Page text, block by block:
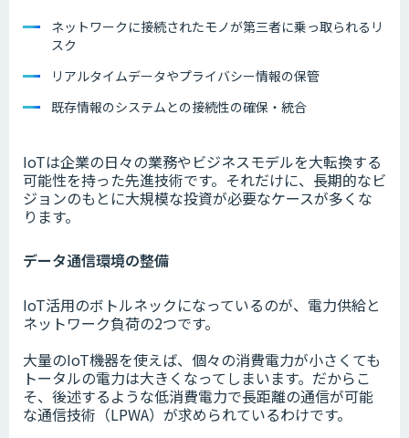
ネットワークに接続されたモノが第三者に乗っ取られるリ
スク
リアルタイムデータやプライバシー情報の保管
既存情報のシステムとの接続性の確保・統合
IoTは企業の日々の業務やビジネスモデルを大転換する
可能性を持った先進技術です。それだけに、長期的なビ
ジョンのもとに大規模な投資が必要なケースが多くな
ります。
データ通信環境の整備
IoT活用のボトルネックになっているのが、電力供給と
ネットワーク負荷の2つです。
大量のIoT機器を使えば、個々の消費電力が小さくても
トータルの電力は大きくなってしまいます。だからこ
そ、後述するような低消費電力で長距離の通信が可能
な通信技術（LPWA）が求められているわけです。